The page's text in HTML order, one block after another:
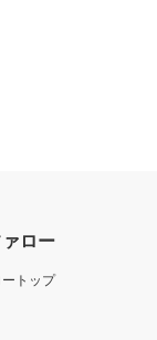
ロー
トップ